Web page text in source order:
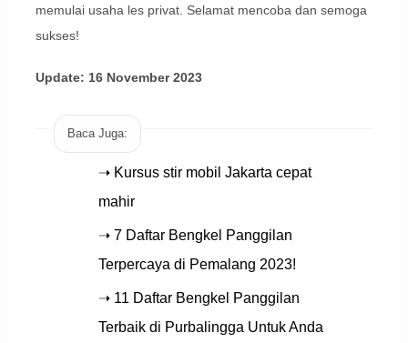
memulai usaha les privat. Selamat mencoba dan semoga
sukses!
Update: 16 November 2023
Baca Juga:
➝ Kursus stir mobil Jakarta cepat
mahir
➝ 7 Daftar Bengkel Panggilan
Terpercaya di Pemalang 2023!
➝ 11 Daftar Bengkel Panggilan
Terbaik di Purbalingga Untuk Anda